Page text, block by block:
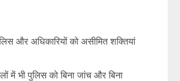
और अधिकारियों को असीमित शक्तियां
में भी पुलिस को बिना जांच और बिना